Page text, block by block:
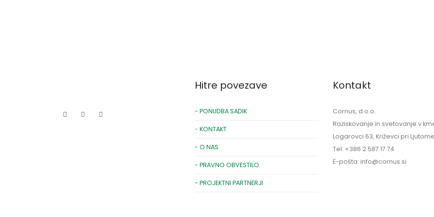
Hitre povezave
- PONUDBA SADIK
- KONTAKT
- O NAS
- PRAVNO OBVESTILO
- PROJEKTNI PARTNERJI
Kontakt
Cornus, d.o.o.
Raziskovanje in svetovanje v
Logarovci 63, Križevci pri
Tel: +386 2 587 17 74
E-pošta: info@cornus.si